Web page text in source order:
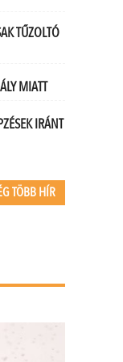
TŰZOLTÓ
MIATT
IRÁNT
TÖBB HÍR